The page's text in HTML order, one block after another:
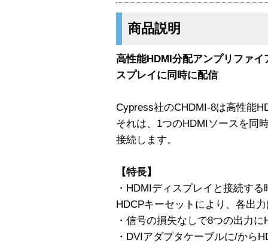
商品説明
高性能HDMI分配アンプリファ
スプレイに同時に配信
Cypress社のCHDMI-8は高性能
それは、1つのHDMIソースを同
接続します。
【特長】
・HDMIディスプレイと接続す
HDCPキーセットにより、各出
・信号の損失なしで8つの出力
・DVIアダプタケーブルに/から